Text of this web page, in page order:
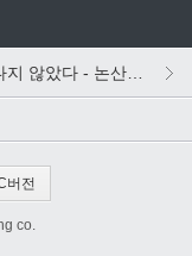
2011 겨울> 살짝 맛보기
버전
co.